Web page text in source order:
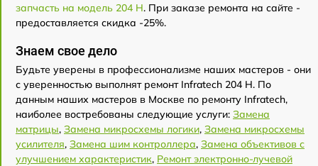
запчасть на модель 204 Н. При заказе ремонта на сайте -
предоставляется скидка -25%.
Знаем свое дело
Будьте уверены в профессионализме наших мастеров - они
с уверенностью выполнят ремонт Infratech 204 Н. По
данным наших мастеров в Москве по ремонту Infratech,
наиболее востребованы следующие услуги: Замена
матрицы, Замена микросхемы логики, Замена микросхемы
усилителя, Замена шим контроллера, Замена объективов с
улучшением характеристик, Ремонт электронно-лучевой